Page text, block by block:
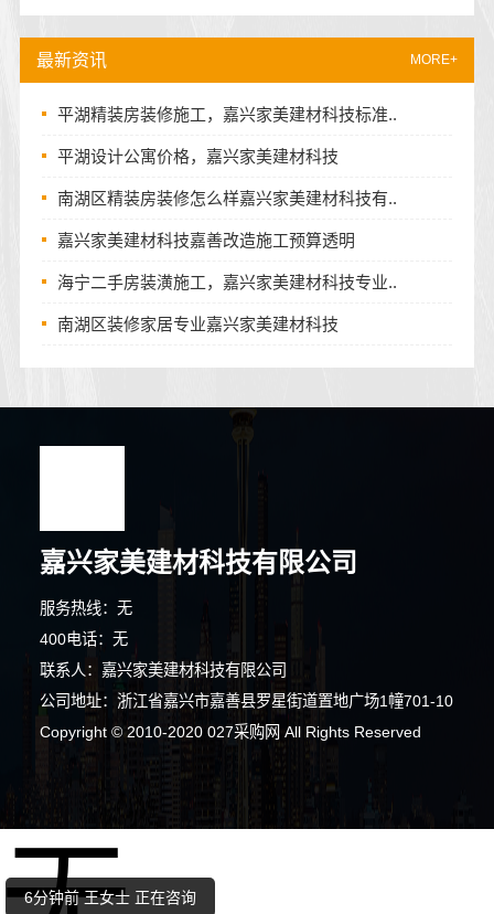
最新资讯 MORE+
平湖精装房装修施工，嘉兴家美建材科技标准..
平湖设计公寓价格，嘉兴家美建材科技
南湖区精装房装修怎么样嘉兴家美建材科技有..
嘉兴家美建材科技嘉善改造施工预算透明
海宁二手房装潢施工，嘉兴家美建材科技专业..
南湖区装修家居专业嘉兴家美建材科技
嘉兴家美建材科技有限公司
服务热线：无
400电话：无
联系人：嘉兴家美建材科技有限公司
公司地址：浙江省嘉兴市嘉善县罗星街道置地广场1幢701-10
Copyright © 2010-2020 027采购网 All Rights Reserved
4分钟前 林女士 正在咨询
10分钟前 段先生 正在咨询
6分钟前 王女士 正在咨询